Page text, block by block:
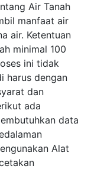
Air Tanah
manfaat air
air. Ketentuan
minimal 100
ini tidak
harus dengan
dan
ada
data
Alat